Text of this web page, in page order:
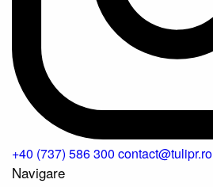
+40 (737) 586 300 contact@tulipr.ro
Navigare